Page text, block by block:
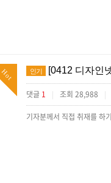
Hot 인기 [0412 디자인
댓글 1 | 조회 28,988 |
기자분께서 직접 취재를 하